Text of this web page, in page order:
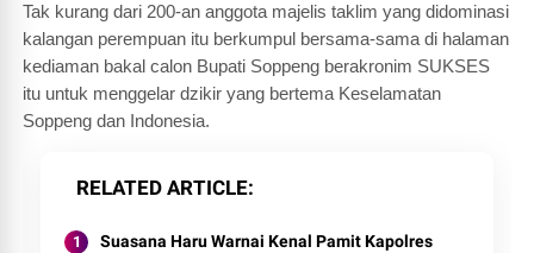
Tak kurang dari 200-an anggota majelis taklim yang didominasi
kalangan perempuan itu berkumpul bersama-sama di halaman
kediaman bakal calon Bupati Soppeng berakronim SUKSES
itu untuk menggelar dzikir yang bertema Keselamatan
Soppeng dan Indonesia.
RELATED ARTICLE
Suasana Haru Warnai Kenal Pamit Kapolres